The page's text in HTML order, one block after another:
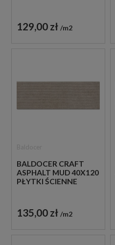
129,00 zł m2
BALDOCER CRAFT
ASPHALT MUD 40X120
PŁYTKI ŚCIENNE
135,00 zł m2